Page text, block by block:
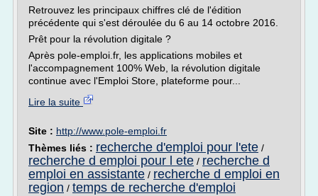
Retrouvez les principaux chiffres clé de l'édition
précédente qui s'est déroulée du 6 au 14 octobre 2016.
Prêt pour la révolution digitale ?
Après pole-emploi.fr, les applications mobiles et
l'accompagnement 100% Web, la révolution digitale
continue avec l'Emploi Store, plateforme pour...
Lire la suite
Site : http://www.pole-emploi.fr
Thèmes liés : recherche d'emploi pour l'ete /
recherche d emploi pour l ete / recherche d
emploi en assistante / recherche d emploi en
region / temps de recherche d'emploi